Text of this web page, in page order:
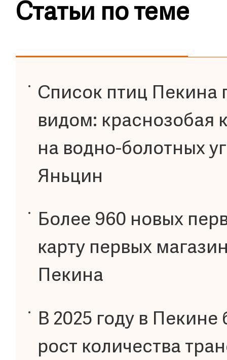
Статьи по теме
Список птиц
видом: краснозобая
на водно-болотных
Яньцин
Более 960 новых
карту первых
Пекина
В 2025 году в
рост количества